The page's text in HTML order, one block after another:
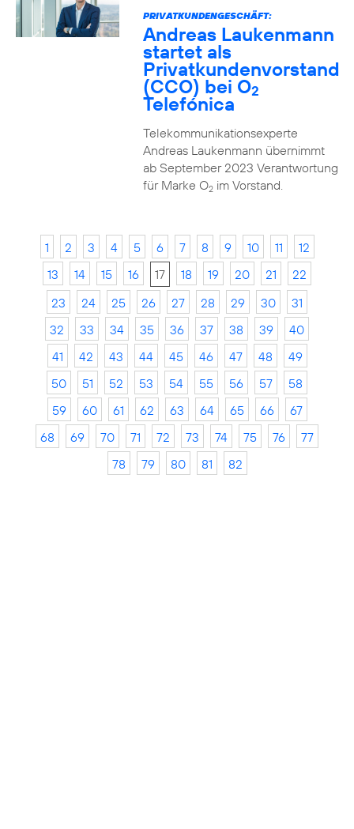
PRIVATKUNDENGESCHÄFT:
Andreas Laukenmann
startet als
Privatkundenvorstand
(CCO) bei O2
Telefónica
Telekommunikationsexperte
Andreas Laukenmann übernimmt
ab September 2023 Verantwortung
für Marke O2im Vorstand.
1 2 3 4 5 6 7 8 9 10 11
12
13
14 15 16 17 18 19 20 21
22
23
24 25 26 27 28 29 30
31
32
33 34 35 36 37 38 39
40
41
42 43 44 45 46 47 48
49
50
51 52 53 54 55 56 57
58
59
60 61 62 63 64 65 66
67
68
69 70 71 72 73 74 75 76
77
78
79 80 81 82